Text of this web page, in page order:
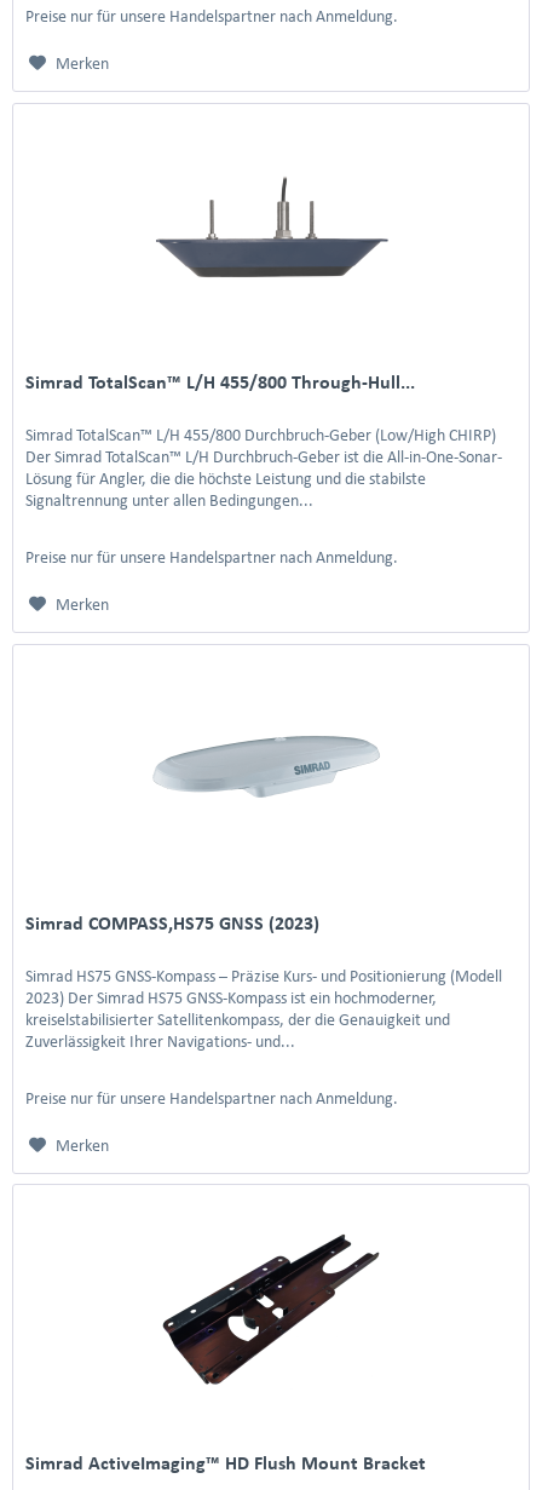
Preise nur für unsere Handelspartner nach Anmeldung.
Merken
Simrad TotalScan™ L/H 455/800 Through-Hull...
Simrad TotalScan™ L/H 455/800 Durchbruch-Geber (Low/High CHIRP)
Der Simrad TotalScan™ L/H Durchbruch-Geber ist die All-in-One-Sonar-
Lösung für Angler, die die höchste Leistung und die stabilste
Signaltrennung unter allen Bedingungen...
Preise nur für unsere Handelspartner nach Anmeldung.
Merken
Simrad COMPASS,HS75 GNSS (2023)
Simrad HS75 GNSS-Kompass – Präzise Kurs- und Positionierung (Modell
2023) Der Simrad HS75 GNSS-Kompass ist ein hochmoderner,
kreiselstabilisierter Satellitenkompass, der die Genauigkeit und
Zuverlässigkeit Ihrer Navigations- und...
Preise nur für unsere Handelspartner nach Anmeldung.
Merken
Simrad ActiveImaging™ HD Flush Mount Bracket